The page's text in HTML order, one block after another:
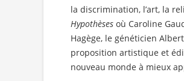
la discrimination, l’art, la
Hypothèses où Caroline
Hagège, le généticien
proposition artistique et
nouveau monde à mieux